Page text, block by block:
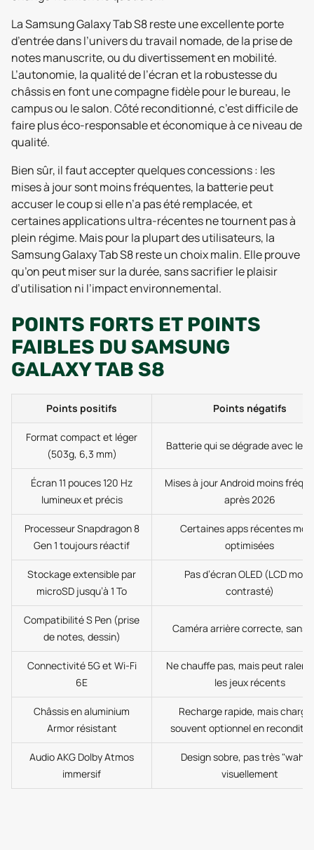
La Samsung Galaxy Tab S8 reste une excellente porte
d’entrée dans l’univers du travail nomade, de la prise de
notes manuscrite, ou du divertissement en mobilité.
L’autonomie, la qualité de l’écran et la robustesse du
châssis en font une compagne fidèle pour le bureau, le
campus ou le salon. Côté reconditionné, c’est difficile de
faire plus éco-responsable et économique à ce niveau de
qualité.
Bien sûr, il faut accepter quelques concessions : les
mises à jour sont moins fréquentes, la batterie peut
accuser le coup si elle n’a pas été remplacée, et
certaines applications ultra-récentes ne tournent pas à
plein régime. Mais pour la plupart des utilisateurs, la
Samsung Galaxy Tab S8 reste un choix malin. Elle prouve
qu’on peut miser sur la durée, sans sacrifier le plaisir
d’utilisation ni l’impact environnemental.
POINTS FORTS ET POINTS
FAIBLES DU SAMSUNG
GALAXY TAB S8
Points positifs Points négatifs
Format compact et léger
(503g, 6,3 mm)
Batterie qui se dégrade avec le
Écran 11 pouces 120 Hz
lumineux et précis
Mises à jour Android moins
après 2026
Processeur Snapdragon 8
Gen 1 toujours réactif
Certaines apps récentes
optimisées
Stockage extensible par
microSD jusqu’à 1 To
Pas d’écran OLED (LCD
contrasté)
Compatibilité S Pen (prise
de notes, dessin)
Caméra arrière correcte, sans
Connectivité 5G et Wi-Fi
6E
Ne chauffe pas, mais peut
les jeux récents
Châssis en aluminium
Armor résistant
Recharge rapide, mais
souvent optionnel en
Audio AKG Dolby Atmos
immersif
Design sobre, pas très
visuellement